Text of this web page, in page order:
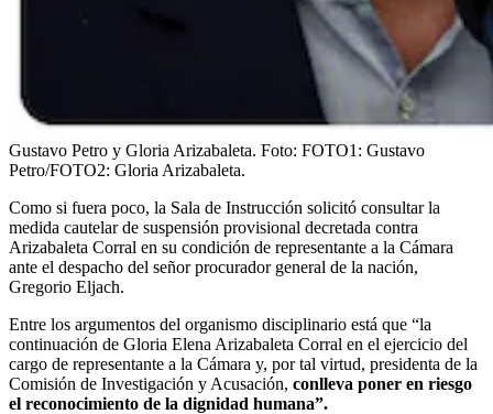
Gustavo Petro y Gloria Arizabaleta. Foto: FOTO1: Gustavo
Petro/FOTO2: Gloria Arizabaleta.
Como si fuera poco, la Sala de Instrucción solicitó consultar la
medida cautelar de suspensión provisional decretada contra
Arizabaleta Corral en su condición de representante a la Cámara
ante el despacho del señor procurador general de la nación,
Gregorio Eljach.
Entre los argumentos del organismo disciplinario está que “la
continuación de Gloria Elena Arizabaleta Corral en el ejercicio del
cargo de representante a la Cámara y, por tal virtud, presidenta de la
Comisión de Investigación y Acusación, conlleva poner en riesgo
el reconocimiento de la dignidad humana”.